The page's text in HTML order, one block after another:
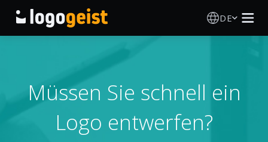
DE
KI Logo Generator
Logo Ideen
Müssen Sie schnell ein
Logo entwerfen?